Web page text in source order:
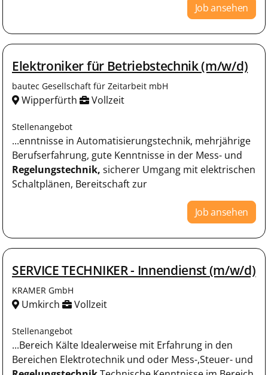
Job ansehen
Elektroniker für Betriebstechnik (m/w/d)
bautec Gesellschaft für Zeitarbeit mbH
Wipperfürth Vollzeit
Stellenangebot
...enntnisse in Automatisierungstechnik, mehrjährige
Berufserfahrung, gute Kenntnisse in der Mess- und
Regelungstechnik, sicherer Umgang mit elektrischen
Schaltplänen, Bereitschaft zur
Job ansehen
SERVICE TECHNIKER - Innendienst (m/w/d)
KRAMER GmbH
Umkirch Vollzeit
Stellenangebot
...Bereich Kälte Idealerweise mit Erfahrung in den
Bereichen Elektrotechnik und oder Mess-,Steuer- und